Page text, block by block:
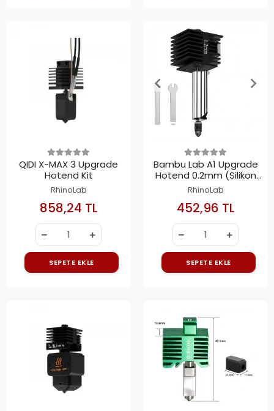
QIDI X-MAX 3 Upgrade
Hotend Kit
RhinoLab
858,24 TL
SEPETE EKLE
Bambu Lab A1 Upgrade
Hotend 0.2mm (Silikon
Kılıfsız)
RhinoLab
452,96 TL
SEPETE EKLE